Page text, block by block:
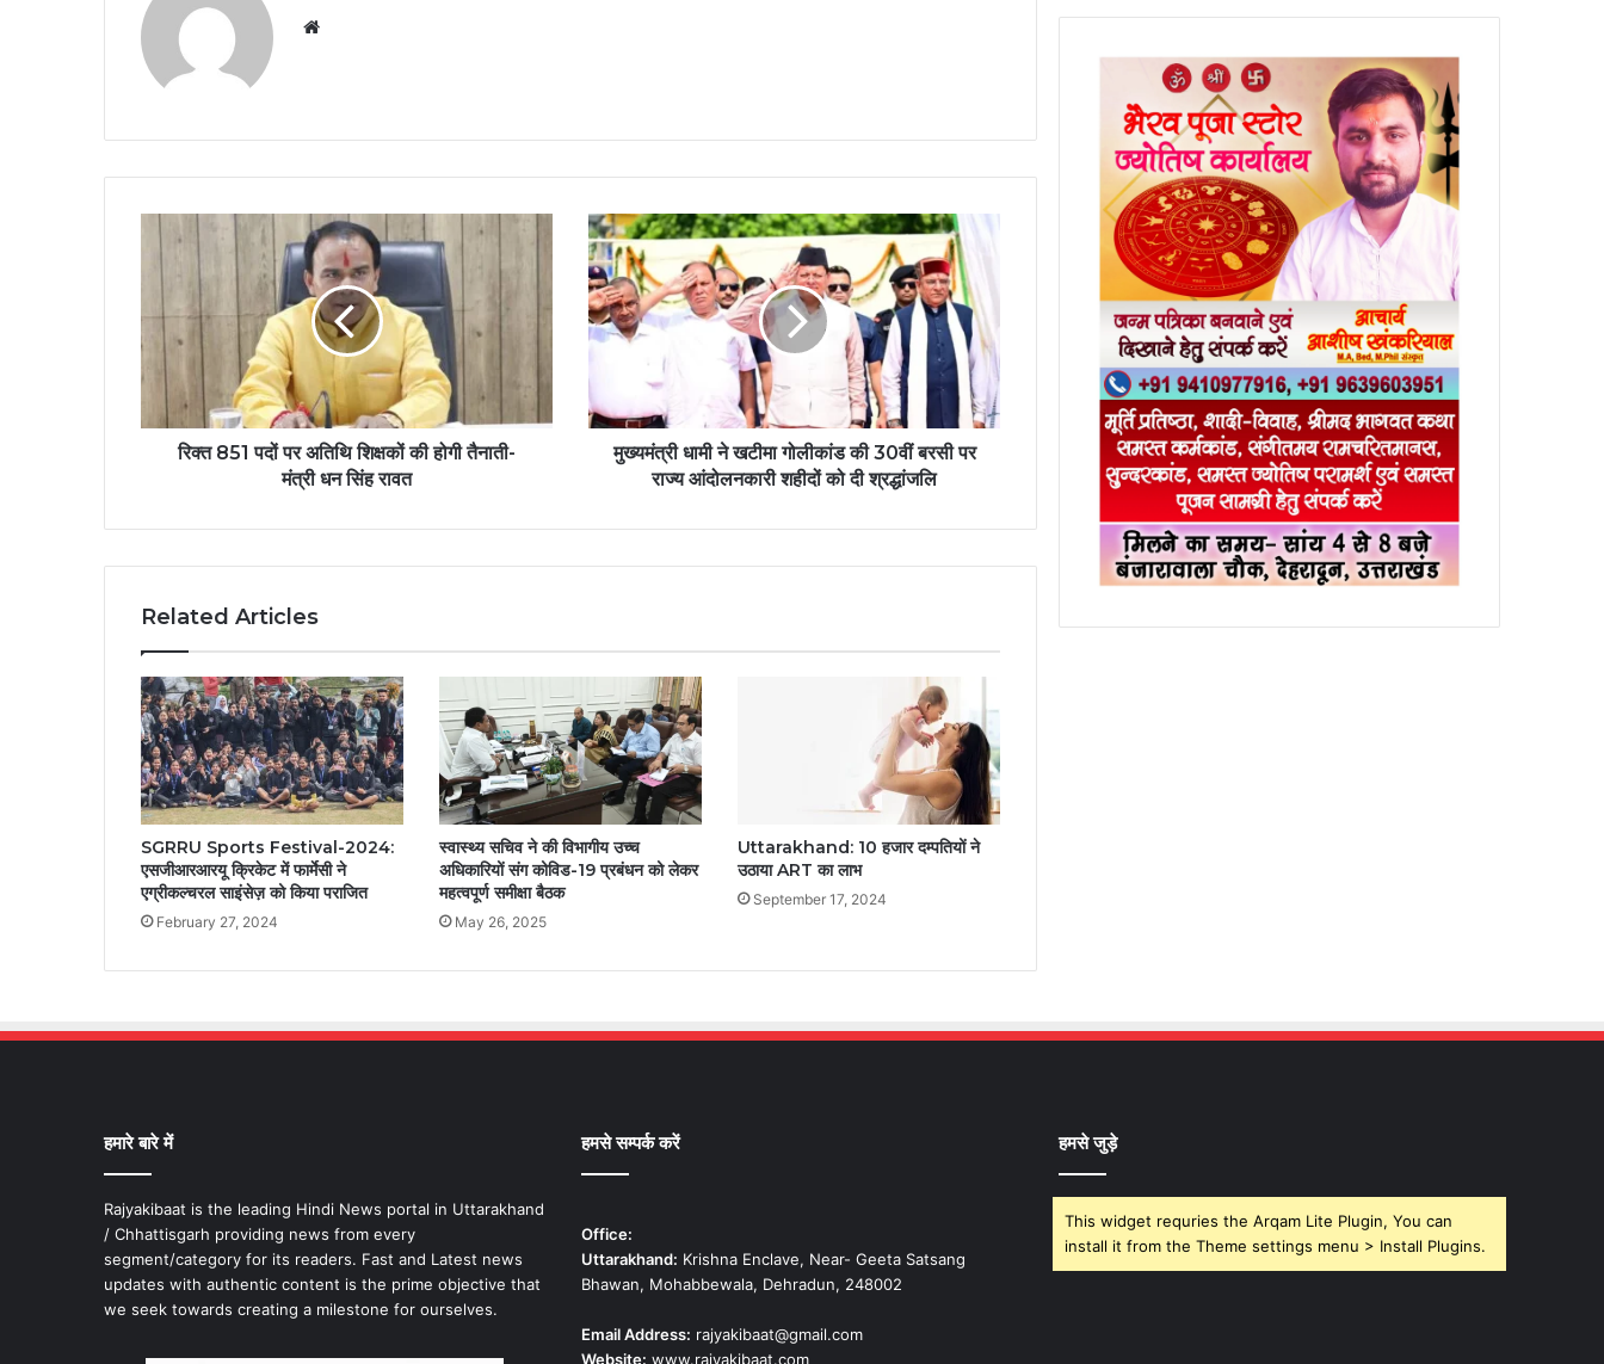
रिक्त 851 पदों पर अतिथि शिक्षकों की होगी तैनाती-
मंत्री धन सिंह रावत
मुख्यमंत्री धामी ने खटीमा गोलीकांड की 30वीं बरसी पर
राज्य आंदोलनकारी शहीदों को दी श्रद्धांजलि
Related Articles
SGRRU Sports Festival-2024:
एसजीआरआरयू क्रिकेट में फार्मेसी ने
एग्रीकल्चरल साइंसेज़ को किया पराजित
February 27, 2024
स्वास्थ्य सचिव ने की विभागीय उच्च
अधिकारियों संग कोविड-19 प्रबंधन को लेकर
महत्वपूर्ण समीक्षा बैठक
May 26, 2025
Uttarakhand: 10 हजार दम्पतियों ने
उठाया ART का लाभ
September 17, 2024
हमारे बारे में
Rajyakibaat is the leading Hindi News portal in Uttarakhand
/ Chhattisgarh providing news from every
segment/category for its readers. Fast and Latest news
updates with authentic content is the prime objective that
we seek towards creating a milestone for ourselves.
हमसे सम्पर्क करें
Office:
Uttarakhand: Krishna Enclave, Near- Geeta Satsang
Bhawan, Mohabbewala, Dehradun, 248002
Email Address: rajyakibaat@gmail.com
Website: www.rajyakibaat.com
हमसे जुड़े
This widget requries the Arqam Lite Plugin, You can
install it from the Theme settings menu > Install Plugins.